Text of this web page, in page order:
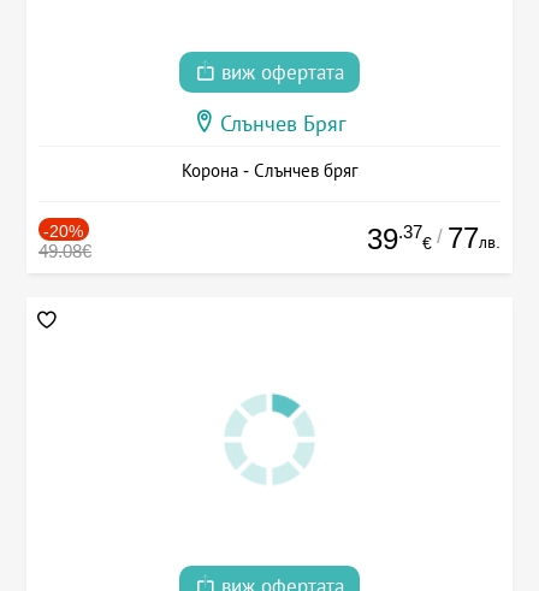
виж офертата
Слънчев Бряг
Корона - Слънчев бряг
-20%
49.08€ 39.37
€ / 77лв.
виж офертата